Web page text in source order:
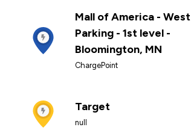
Mall of America - West
Parking - 1st level -
Bloomington, MN
ChargePoint
Target
null